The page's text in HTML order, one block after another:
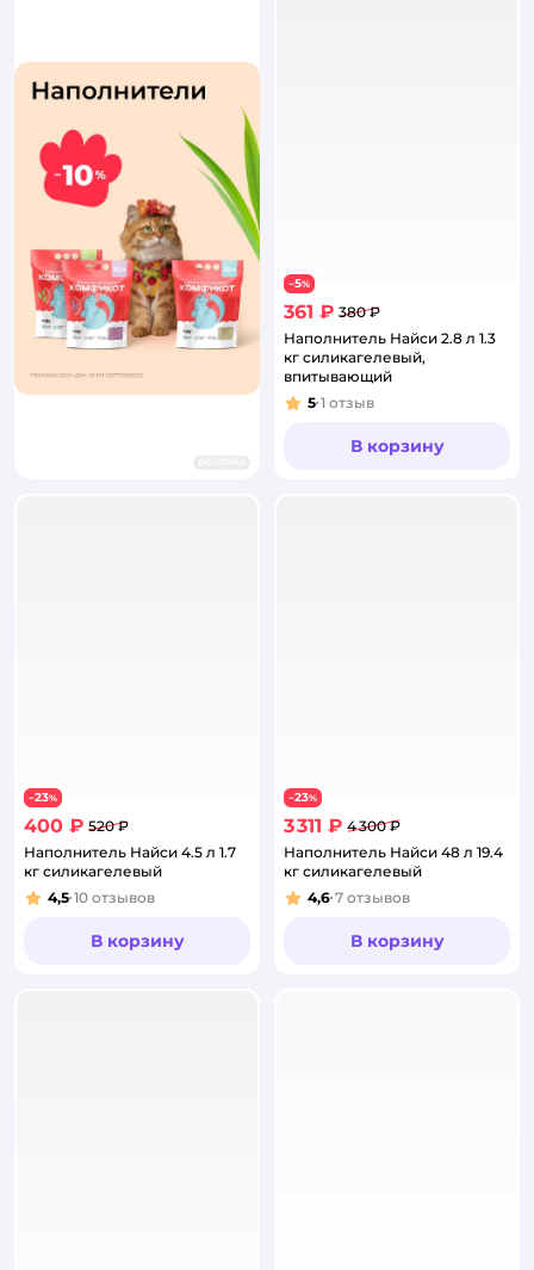
−5%
361 ₽ 380 ₽
Наполнитель Найси 2.8 л 1.3
кг силикагелевый,
впитывающий
Рейтинг:
5 1 отзыв
В корзину
−23%
400 ₽ 520 ₽
Наполнитель Найси 4.5 л 1.7
кг силикагелевый
Рейтинг:
4,5 10 отзывов
В корзину
−23%
3 311 ₽ 4 300 ₽
Наполнитель Найси 48 л 19.4
кг силикагелевый
Рейтинг:
4,6 7 отзывов
В корзину